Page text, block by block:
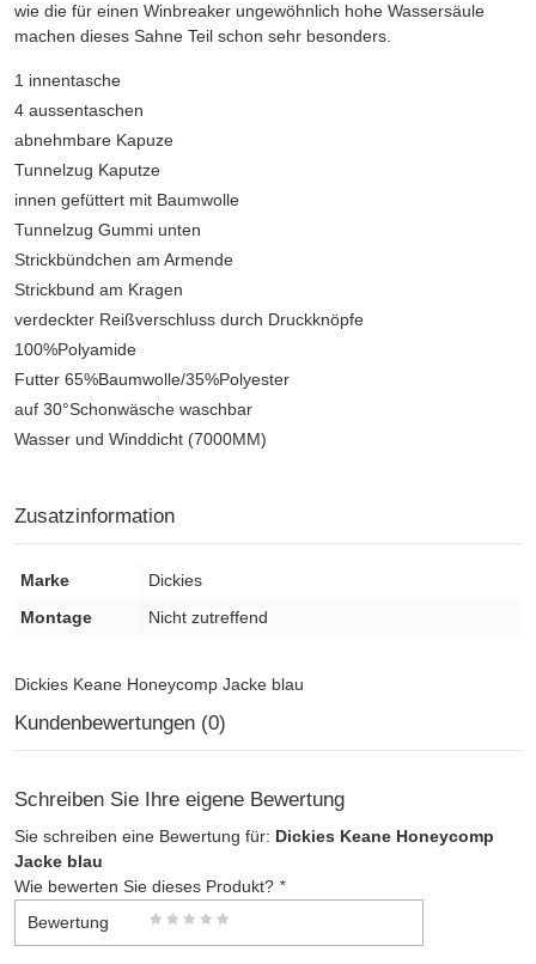
wie die für einen Winbreaker ungewöhnlich hohe Wassersäule
machen dieses Sahne Teil schon sehr besonders.
1 innentasche
4 aussentaschen
abnehmbare Kapuze
Tunnelzug Kaputze
innen gefüttert mit Baumwolle
Tunnelzug Gummi unten
Strickbündchen am Armende
Strickbund am Kragen
verdeckter Reißverschluss durch Druckknöpfe
100%Polyamide
Futter 65%Baumwolle/35%Polyester
auf 30°Schonwäsche waschbar
Wasser und Winddicht (7000MM)
Zusatzinformation
Marke
Dickies
Montage
Nicht zutreffend
Dickies Keane Honeycomp Jacke blau
Kundenbewertungen (0)
Schreiben Sie Ihre eigene Bewertung
Sie schreiben eine Bewertung für: Dickies Keane Honeycomp
Jacke blau
Wie bewerten Sie dieses Produkt? *
Bewertung